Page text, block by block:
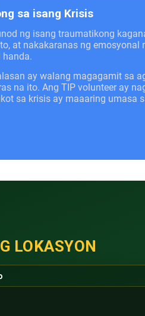
sa isang Krisis
ng isang traumatikong
at nakakaranas ng
handa.
ay walang magagamit sa
na ito. Ang TIP volunteer ay
sa krisis ay maaaring umasa
LOKASYON